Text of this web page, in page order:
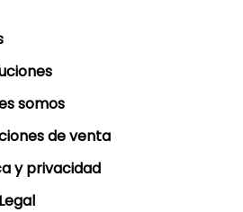
somos
de venta
y privacidad